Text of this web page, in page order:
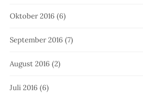
Oktober 2016 (6)
September 2016 (7)
August 2016 (2)
Juli 2016 (6)